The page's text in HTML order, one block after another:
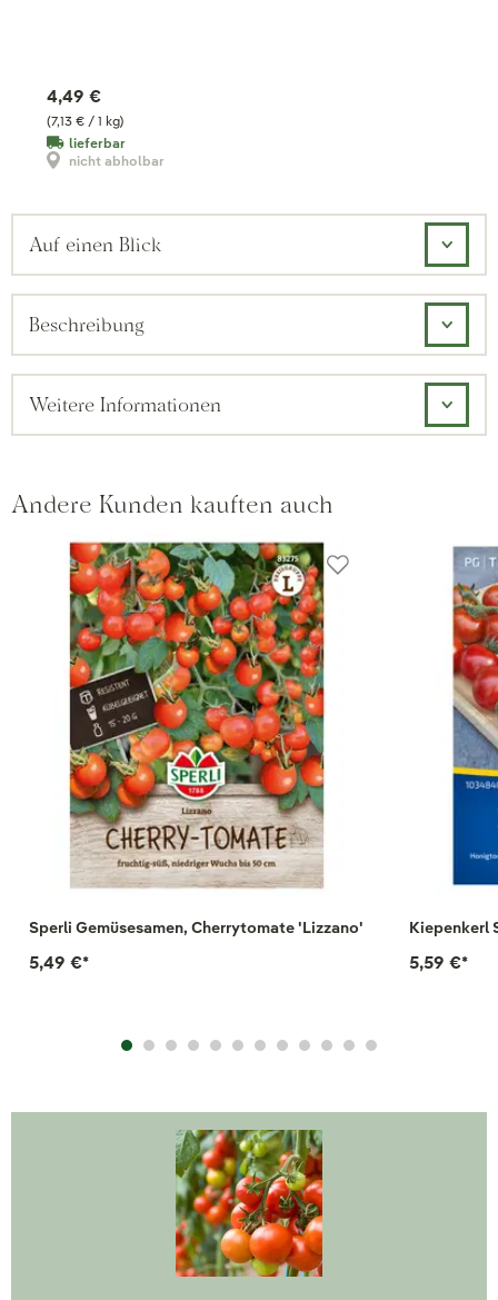
(7,13 € / 1 kg)
4,49 €
lieferbar
nicht abholbar
Auf einen Blick
Beschreibung
Weitere Informationen
Andere Kunden kauften auch
Sperli Gemüsesamen, Cherrytomate 'Lizzano'
5,49 €*
Kiepenkerl
5,59 €*